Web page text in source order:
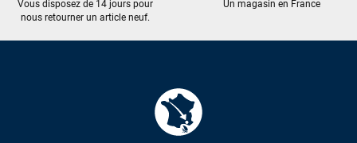
Vous disposez de 14 jours pour
nous retourner un article neuf.
Un magasin en France